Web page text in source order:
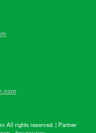
All rights reserved. | Partner